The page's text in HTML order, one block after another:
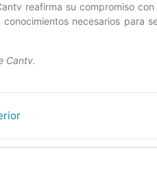
reafirma su compromiso
conocimientos necesarios para
Cantv.